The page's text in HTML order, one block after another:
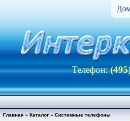
Телефон:
Главная » Каталог » Системные телефоны